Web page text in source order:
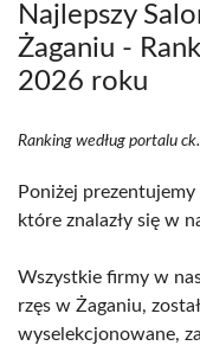
Najlepszy
Żaganiu -
2026 roku
Ranking według portalu
Poniżej
które znalazły się w
Wszystkie firmy w
rzęs w Żaganiu,
wyselekcjonowane,